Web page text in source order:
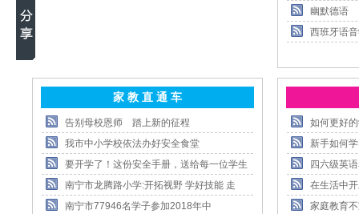
幽默德语
西班牙语
家 教 直 通 车
告别母校恩师 踏上新的征程
我市中小学校依法办好安全食堂
要开学了！这份安全手册，送给每一位学生
南宁市龙腾路小学:开拓视野 学好技能 走
南宁市77946名学子参加2018年中
如何更好
新手如何
四六级英
在生活中
家庭教育